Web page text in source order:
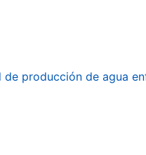
producción de agua